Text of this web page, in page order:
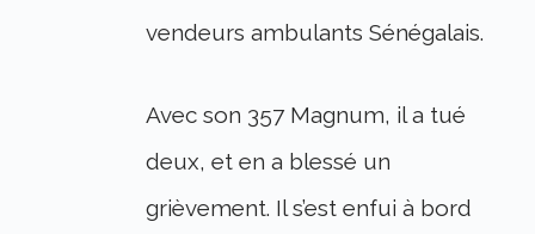
vendeurs ambulants Sénégalais.
Avec son 357 Magnum, il a tué
deux, et en a blessé un
grièvement. Il s’est enfui à bord